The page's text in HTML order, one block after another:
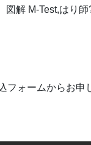
図解 M-Test,はり
フォームからお申